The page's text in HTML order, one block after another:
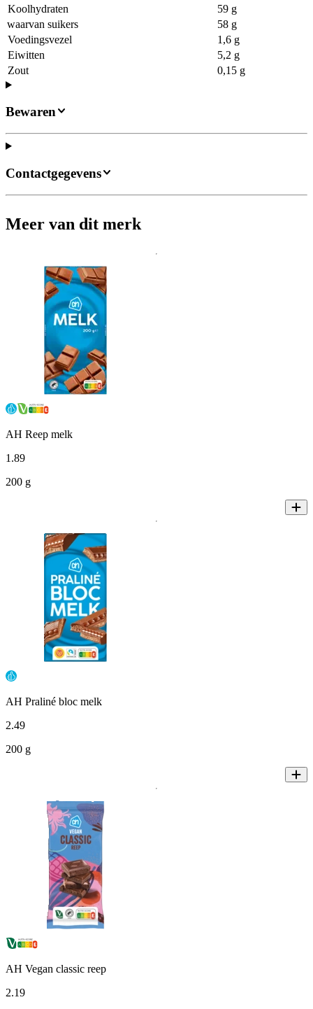
Koolhydraten
59 g
waarvan suikers
58 g
Voedingsvezel
1,6 g
Eiwitten
5,2 g
Zout
0,15 g
Bewaren
Contactgegevens
Meer van dit merk
AH Reep melk
1 .89
200 g
AH Praliné bloc melk
2.49
200 g
AH Vegan classic reep
2.19